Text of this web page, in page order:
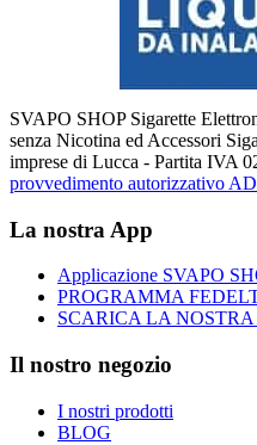
SVAPO SHOP Sigarette
senza Nicotina ed Accessori
imprese di Lucca - Partita IVA
provvedimento autorizzativo
La nostra App
Applicazione SVAPO
PROGRAMMA
SCARICA LA NOSTRA
Il nostro negozio
I nostri prodotti
BLOG